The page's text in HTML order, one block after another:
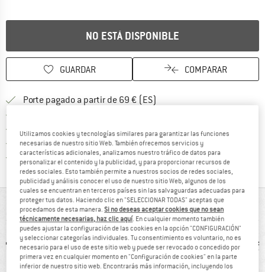
NO ESTÁ DISPONIBLE
GUARDAR COMPARAR
Porte pagado a partir de 69 € (ES)
> 4 000 000 clientes satisfechos
Todos los artículos se encuentran en almacén
Protección del comprador de Trusted Shops¡toda la
DE UN VISTAZO
Utilizamos cookies y tecnologías similares para garantizar las funciones
necesarias de nuestro sitio Web. También ofrecemos servicios y
características adicionales, analizamos nuestro tráfico de datos para
personalizar el contenido y la publicidad, y para proporcionar recursos de
redes sociales. Esto también permite a nuestros socios de redes sociales,
publicidad y análisis conocer el uso de nuestro sitio Web, algunos de los
cuales se encuentran en terceros países sin las salvaguardas adecuadas para
proteger tus datos. Haciendo clic en "SELECCIONAR TODAS" aceptas que
procedamos de esta manera.Si no deseas aceptar cookies que no sean
técnicamente necesarias, haz clic aquí. En cualquier momento también
puedes ajustar la configuración de las cookies en la opción "CONFIGURACIÓN"
y seleccionar categorías individuales. Tu consentimiento es voluntario, no es
necesario para el uso de este sitio web y puede ser revocado o concedido por
primera vez en cualquier momento en "Configuración de cookies" en la parte
inferior de nuestro sitio web. Encontrarás más información, incluyendo los